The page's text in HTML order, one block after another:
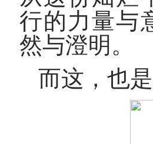
行的力量与
然与澄明。
而这，也